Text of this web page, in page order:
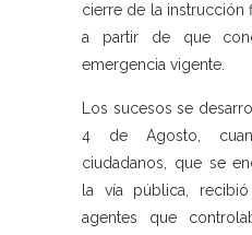
cierre de la instrucción
a partir de que
emergencia vigente.
Los sucesos se
4 de Agosto,
ciudadanos, que se
la vía pública,
agentes que